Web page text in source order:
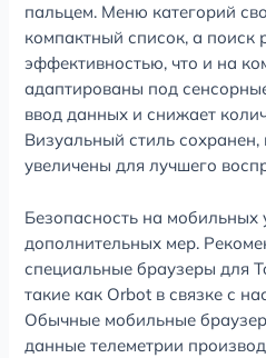
пальцем. Меню категорий
компактный список, а поиск
эффективностью, что и на
адаптированы под
ввод данных и снижает
Визуальный стиль
увеличены для лучшего
Безопасность на мобильных
дополнительных мер.
специальные браузеры для
такие как Orbot в связке с
Обычные мобильные
данные телеметрии